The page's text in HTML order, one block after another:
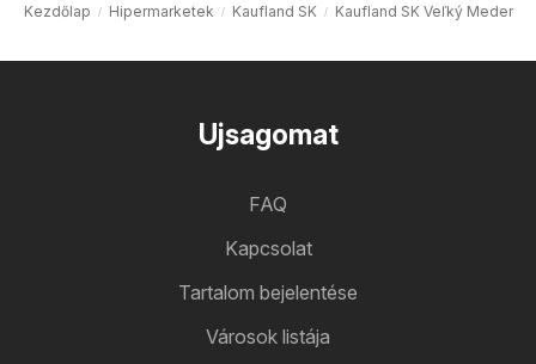
Kezdőlap Hipermarketek Kaufland SK Kaufland SK Veľký Meder
Ujsagomat
FAQ
Kapcsolat
Tartalom bejelentése
Városok listája